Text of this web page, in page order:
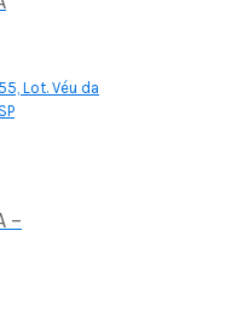
Lot. Véu da
–